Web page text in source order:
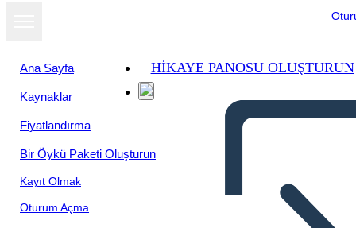
Ana Sayfa
Kaynaklar
Fiyatlandırma
Bir Öykü Paketi Oluşturun
Kayıt Olmak
Oturum Açma
HIKAYE PANOSU OLUŞTURUN